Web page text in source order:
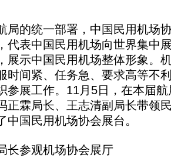
的统一部署，中国民用机场
代表中国民用机场向世界集中
展示中国民用机场整体形象。
时间紧、任务急、要求高等不
参展工作。11月5日，在本届
正霖局长、王志清副局长带领
中国民用机场协会展台。
参观机场协会展厅